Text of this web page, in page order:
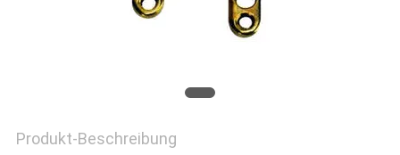
Produkt-Beschreibung